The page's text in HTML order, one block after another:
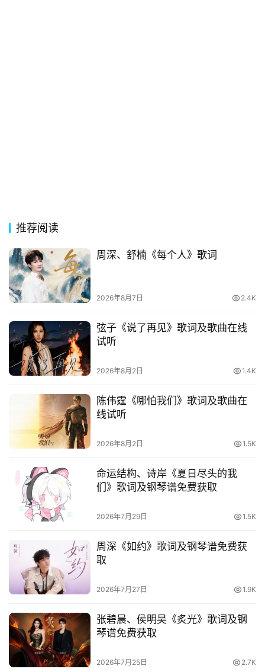
词
其
他
词
语
推荐阅读
周深、舒楠《每个人》歌词
2026年8月7日 2.4K
弦子《说了再见》歌词及歌曲在线
试听
2026年8月2日 1.4K
陈伟霆《哪怕我们》歌词及歌曲在
线试听
2026年8月2日 1.5K
命运结构、诗岸《夏日尽头的我
们》歌词及钢琴谱免费获取
2026年7月29日 1.5K
周深《如约》歌词及钢琴谱免费获
取
2026年7月27日 1.9K
张碧晨、侯明昊《炙光》歌词及钢
琴谱免费获取
2026年7月25日 2.7K